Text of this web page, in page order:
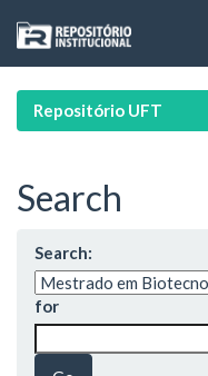
navigation
Repositório UFT
Search
Search:
for